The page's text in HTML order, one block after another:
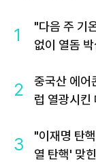
1
"다음 주 기
없이 열돔
2
중국산 에어
럽 열광시킨
3
"이재명 탄
열 탄핵' 맞